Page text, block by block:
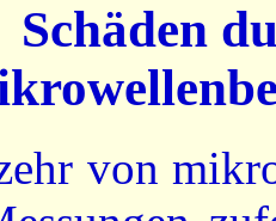
Schäden
von